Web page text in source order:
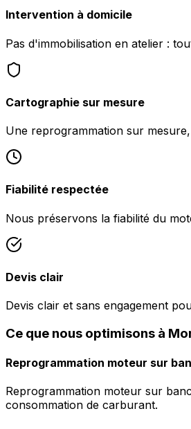
Intervention à domicile
Pas d'immobilisation en atelier :
Cartographie sur mesure
Une reprogrammation sur
Fiabilité respectée
Nous préservons la fiabilité du
Devis clair
Devis clair et sans engagement
Ce que nous optimisons à
Reprogrammation moteur sur
Reprogrammation moteur sur
consommation de carburant.